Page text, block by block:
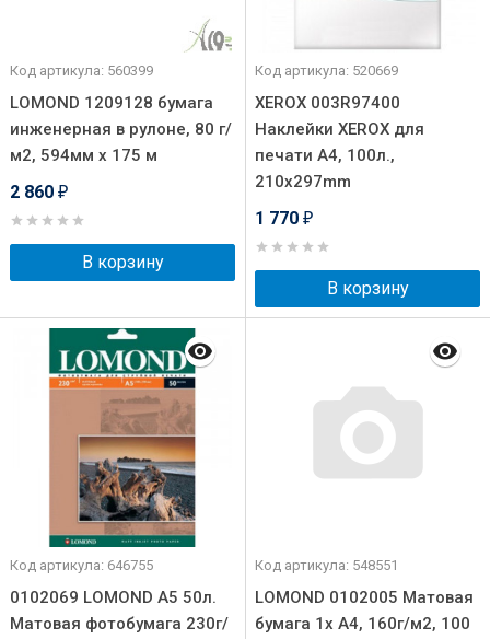
Код артикула: 560399
LOMOND 1209128 бумага
инженерная в рулоне, 80 г/
м2, 594мм х 175 м
2 860 ₽
В корзину
Код артикула: 520669
XEROX 003R97400
Наклейки XEROX для
печати A4, 100л.,
210x297mm
1 770 ₽
В корзину
Код артикула: 646755
0102069 LOMOND А5 50л.
Матовая фотобумага 230г/
Код артикула: 548551
LOMOND 0102005 Матовая
бумага 1х A4, 160г/м2, 100